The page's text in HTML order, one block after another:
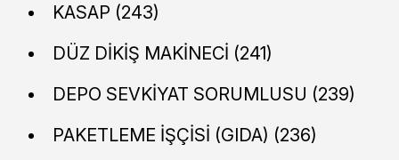
KASAP (243)
DÜZ DİKİŞ MAKİNECİ (241)
DEPO SEVKİYAT SORUMLUSU (239)
PAKETLEME İŞÇİSİ (GIDA) (236)